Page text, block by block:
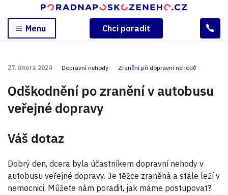
Menu Chci poradit
27. února 2024 Dopravní nehody Zranění při dopravní nehodě
Odškodnění po zranění v autobusu
veřejné dopravy
Váš dotaz
Dobrý den, dcera byla účastníkem dopravní nehody v
autobusu veřejné dopravy. Je těžce zraněná a stále leží v
nemocnici. Můžete nám poradit, jak máme postupovat?